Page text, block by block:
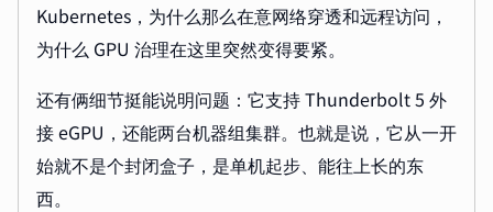
Kubernetes，为什么那么在意网络穿透和远程访问，
为什么 GPU 治理在这里突然变得要紧。
还有俩细节挺能说明问题：它支持 Thunderbolt 5 外
接 eGPU，还能两台机器组集群。也就是说，它从一开
始就不是个封闭盒子，是单机起步、能往上长的东
西。